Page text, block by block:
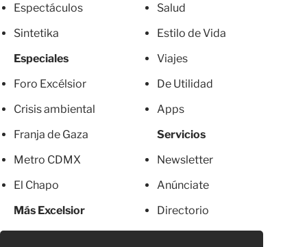
Espectáculos
Sintetika
Especiales
Foro Excélsior
Crisis ambiental
Franja de Gaza
Metro CDMX
El Chapo
Más Excelsior
Salud
Estilo de Vida
Viajes
De Utilidad
Apps
Servicios
Newsletter
Anúnciate
Directorio